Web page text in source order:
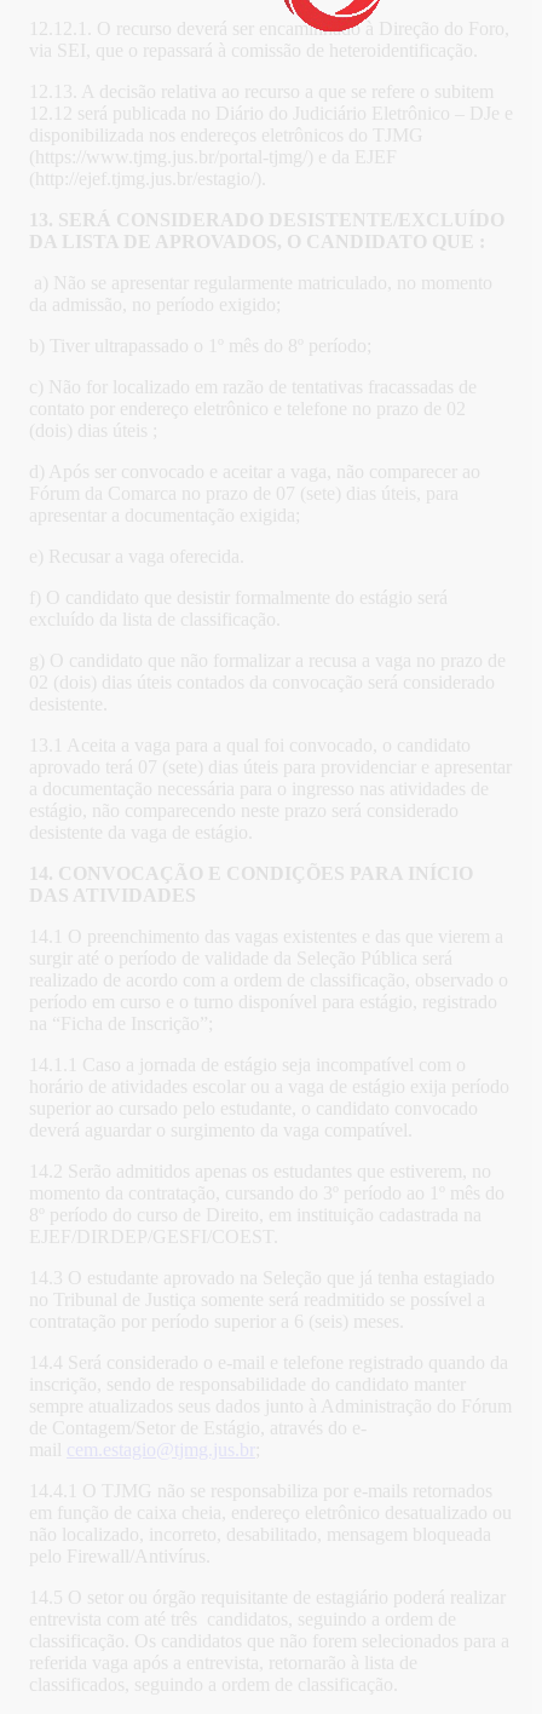
12.12.1. O recurso deverá ser encaminhado à Direção do Foro,
via SEI, que o repassará à comissão de heteroidentificação.
12.13. A decisão relativa ao recurso a que se refere o subitem
12.12 será publicada no Diário do Judiciário Eletrônico – DJe e
disponibilizada nos endereços eletrônicos do TJMG
(https://www.tjmg.jus.br/portal-tjmg/) e da EJEF
(http://ejef.tjmg.jus.br/estagio/).
13. SERÁ CONSIDERADO DESISTENTE/EXCLUÍDO
DA LISTA DE APROVADOS, O CANDIDATO QUE :
a) Não se apresentar regularmente matriculado, no momento
da admissão, no período exigido;
b) Tiver ultrapassado o 1º mês do 8º período;
c) Não for localizado em razão de tentativas fracassadas de
contato por endereço eletrônico e telefone no prazo de 02
(dois) dias úteis ;
d) Após ser convocado e aceitar a vaga, não comparecer ao
Fórum da Comarca no prazo de 07 (sete) dias úteis, para
apresentar a documentação exigida;
e) Recusar a vaga oferecida.
f) O candidato que desistir formalmente do estágio será
excluído da lista de classificação.
g) O candidato que não formalizar a recusa a vaga no prazo de
02 (dois) dias úteis contados da convocação será considerado
desistente.
13.1 Aceita a vaga para a qual foi convocado, o candidato
aprovado terá 07 (sete) dias úteis para providenciar e apresentar
a documentação necessária para o ingresso nas atividades de
estágio, não comparecendo neste prazo será considerado
desistente da vaga de estágio.
14. CONVOCAÇÃO E CONDIÇÕES PARA INÍCIO
DAS ATIVIDADES
14.1 O preenchimento das vagas existentes e das que vierem a
surgir até o período de validade da Seleção Pública será
realizado de acordo com a ordem de classificação, observado o
período em curso e o turno disponível para estágio, registrado
na “Ficha de Inscrição”;
14.1.1 Caso a jornada de estágio seja incompatível com o
horário de atividades escolar ou a vaga de estágio exija período
superior ao cursado pelo estudante, o candidato convocado
deverá aguardar o surgimento da vaga compatível.
14.2 Serão admitidos apenas os estudantes que estiverem, no
momento da contratação, cursando do 3º período ao 1º mês do
8º período do curso de Direito, em instituição cadastrada na
EJEF/DIRDEP/GESFI/COEST.
14.3 O estudante aprovado na Seleção que já tenha estagiado
no Tribunal de Justiça somente será readmitido se possível a
contratação por período superior a 6 (seis) meses.
14.4 Será considerado o e-mail e telefone registrado quando da
inscrição, sendo de responsabilidade do candidato manter
sempre atualizados seus dados junto à Administração do Fórum
de Contagem/Setor de Estágio, através do e-
mail cem.estagio@tjmg.jus.br
14.4.1 O TJMG não se responsabiliza por e-mails retornados
em função de caixa cheia, endereço eletrônico desatualizado ou
não localizado, incorreto, desabilitado, mensagem bloqueada
pelo Firewall/Antivírus.
14.5 O setor ou órgão requisitante de estagiário poderá realizar
entrevista com até três candidatos, seguindo a ordem de
classificação. Os candidatos que não forem selecionados para a
referida vaga após a entrevista, retornarão à lista de
classificados, seguindo a ordem de classificação.